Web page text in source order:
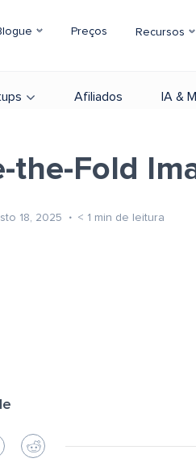
Preços Recursos
Afiliados IA &
the-Fold
18, 2025 < 1 min de leitura